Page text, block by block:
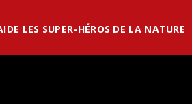
LES SUPER-HÉROS DE LA NATURE